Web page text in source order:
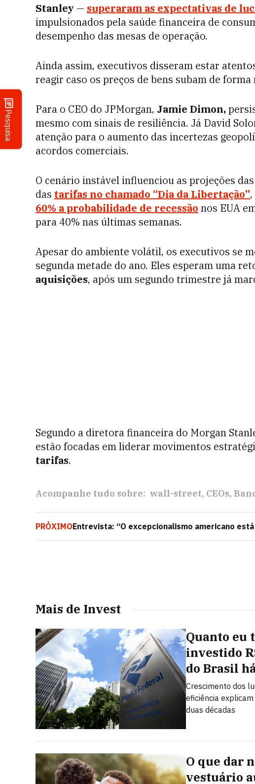
Pesquisa
Stanley — superaram as expectativas de
impulsionados pela saúde financeira de
desempenho das mesas de operação.
Ainda assim, executivos disseram estar
reagir caso os preços de bens subam de forma
Para o CEO do JPMorgan, Jamie Dimon,
mesmo com sinais de resiliência. Já David
atenção para o aumento das incertezas
acordos comerciais.
O cenário instável influenciou as projeções
das tarifas no chamado “Dia da Libertação”
60% a probabilidade de recessão nos EUA
para 40% nas últimas semanas.
Apesar do ambiente volátil, os executivos se
segunda metade do ano. Eles esperam uma
aquisições, após um segundo trimestre já
Segundo a diretora financeira do Morgan
estão focadas em liderar movimentos
tarifas.
Acompanhe tudo sobre: wall-street CEOs
PRÓXIMOEntrevista: “O excepcionalismo americano
JPMorgan
Mais de Invest
Quanto eu
investido
do Brasil
Crescimento dos
eficiência
duas décadas
O que dar
vestuário